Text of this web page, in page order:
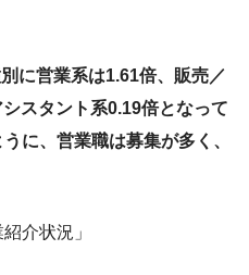
に営業系は1.61倍、販売／
スタント系0.19倍となって
に、営業職は募集が多く、
介状況」